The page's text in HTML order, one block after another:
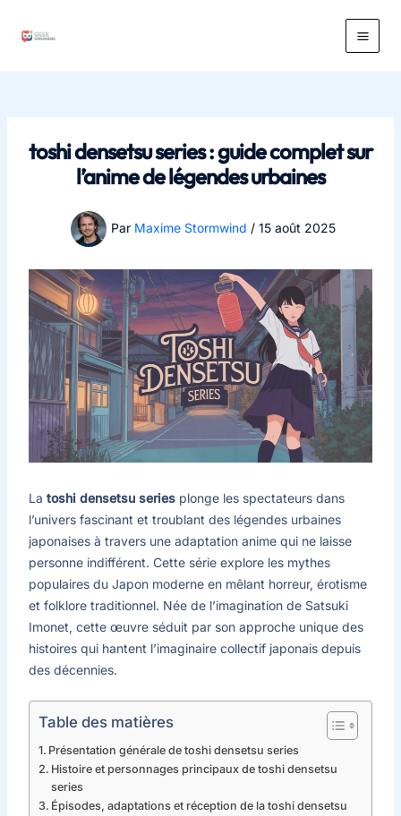
Main
toshi densetsu series : guide complet sur
l’anime de légendes urbaines
Par Maxime Stormwind / 15 août 2025
La toshi densetsu seriesplonge les spectateurs dans
l’univers fascinant et troublant des légendes urbaines
japonaises à travers une adaptation anime qui ne laisse
personne indifférent. Cette série explore les mythes
populaires du Japon moderne en mêlant horreur, érotisme
et folklore traditionnel. Née de l’imagination de Satsuki
Imonet, cette œuvre séduit par son approche unique des
histoires qui hantent l’imaginaire collectif japonais depuis
des décennies.
Table des matières
Présentation générale de toshi densetsu series
Histoire et personnages principaux de toshi densetsu
series
Épisodes, adaptations et réception de la toshi densetsu